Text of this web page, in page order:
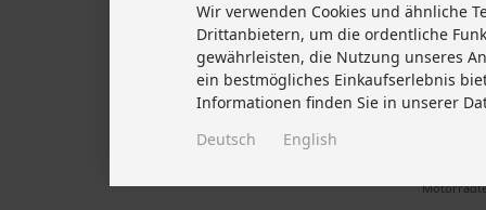
Cookie
Wir verwenden Cookies und ähnliche
Drittanbietern, um die ordentliche
gewährleisten, die Nutzung unseres
ein bestmögliches Einkaufserlebnis
Informationen finden Sie in unserer
Deutsch English